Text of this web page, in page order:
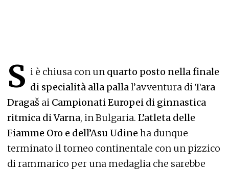
S i è chiusa con un quarto posto nella finale
di specialità alla pallal’avventura diTara
Dragaš ai Campionati Europei di ginnastica
ritmica di Varna, in Bulgaria. L’atleta delle
Fiamme Oro e dell’Asu Udine ha dunque
terminato il torneo continentale con un pizzico
di rammarico per una medaglia che sarebbe